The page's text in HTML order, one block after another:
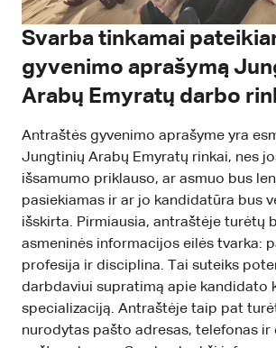
Svarba tinkamai
gyvenimo aprašymą
Arabų Emyratų darbo
Antraštės gyvenimo aprašyme yra
Jungtinių Arabų Emyratų rinkai, nes
išsamumo priklauso, ar asmuo bus
pasiekiamas ir ar jo kandidatūra bus
išskirta. Pirmiausia, antraštėje turėtų
asmeninės informacijos eilės tvarka:
profesija ir disciplina. Tai suteiks
darbdaviui supratimą apie kandidato
specializaciją. Antraštėje taip pat
nurodytas pašto adresas, telefonas ir